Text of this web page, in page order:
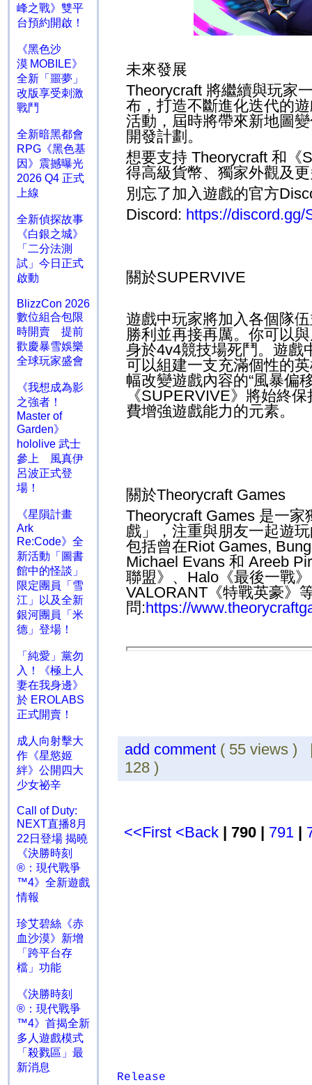
峰之戰》雙平
台預約開啟！
《黑色沙
漠 MOBILE》
全新「噩夢」
改版享受刺激
戰鬥
全新暗黑都會
RPG《黑色基
因》震撼曝光
2026 Q4 正式
上線
全新偵探故事
《白銀之城》
「二分法測
試」今日正式
啟動
BlizzCon 2026
數位組合包限
時開賣 提前
歡慶暴雪娛樂
全球玩家盛會
《我想成為影
之強者！
Master of
Garden》
hololive 武士
參上 風真伊
呂波正式登
場！
《星隕計畫
Ark
Re:Code》全
新活動「圖書
館中的怪談」
限定團員「雪
江」以及全新
銀河團員「米
德」登場！
「純愛」黨勿
入！《極上人
妻在我身邊》
於 EROLABS
正式開賣！
成人向射擊大
作《星慾姬
絆》公開四大
少女祕辛
Call of Duty:
NEXT直播8月
22日登場 揭曉
《決勝時刻
®：現代戰爭
™4》全新遊戲
情報
珍艾碧絲《赤
血沙漠》新增
「跨平台存
檔」功能
《決勝時刻
®：現代戰爭
™4》首揭全新
多人遊戲模式
「殺戮區」最
新消息
未來發展
Theorycraft 將繼續與玩家
布，打造不斷進化迭代的
活動，屆時將帶來新地圖
開發計劃。
想要支持 Theorycraft 和《
得高級貨幣、獨家外觀及
別忘了加入遊戲的官方
Discord: https://discord.gg/
關於SUPERVIVE
遊戲中玩家將加入各個隊
勝利並再接再厲。你可以
身於4v4競技場死鬥。遊戲
可以組建一支充滿個性的
幅改變遊戲內容的“風暴偏
《SUPERVIVE》將始終
費增強遊戲能力的元素。
關於Theorycraft Games
Theorycraft Games 是一家
戲」，注重與朋友一起遊
包括曾在Riot Games,
Michael Evans 和 Areeb
聯盟》、 Halo 《最後一戰
VALORANT 《特戰英豪》
問 :https://
add comment ( 55 views
128 )
<<First <Back | 790 | 791|
Release